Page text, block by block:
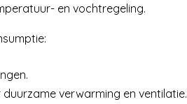
en vochtregeling.
verwarming en ventilatie.